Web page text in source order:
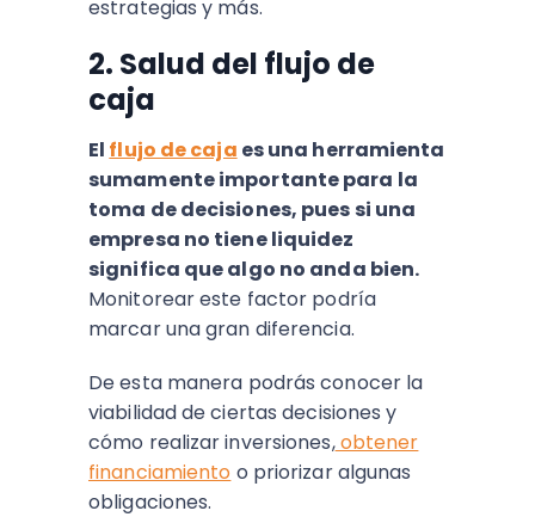
estrategias y más.
2. Salud del flujo de
caja
El flujo de caja es una herramienta
sumamente importante para la
toma de decisiones, pues si una
empresa no tiene liquidez
significa que algo no anda bien.
Monitorear este factor podría
marcar una gran diferencia.
De esta manera podrás conocer la
viabilidad de ciertas decisiones y
cómo realizar inversiones,obtener
financiamiento o priorizar algunas
obligaciones.